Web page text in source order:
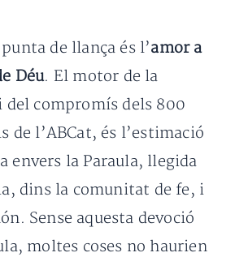
de llança és l’amor a
Déu. El motor de la
compromís dels 800
de l’ABCat, és l’estimació
envers la Paraula, llegida
dins la comunitat de fe, i
Sense aquesta devoció
moltes coses no haurien